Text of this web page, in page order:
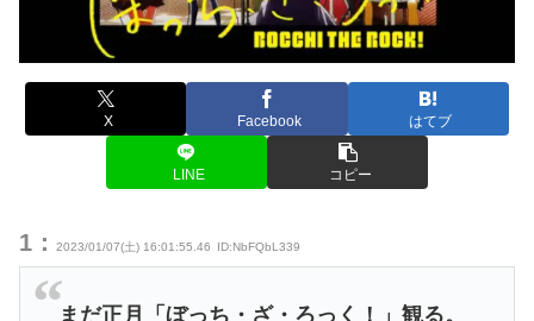
X Facebook はてブ
LINE コピー
1： 2023/01/07(土) 16:01:55.46 ID:NbFQbL339
まだ正月「ぼっち・ざ・ろっく！」観る。